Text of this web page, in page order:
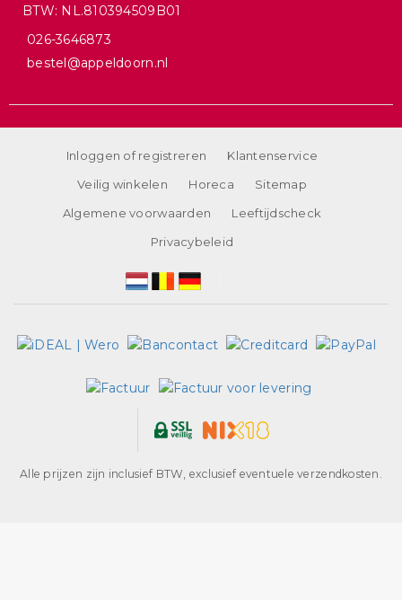
BTW: NL.810394509B01
026-3646873
bestel@appeldoorn.nl
Inloggen of registreren
Klantenservice
Veilig winkelen
Horeca
Sitemap
Algemene voorwaarden
Leeftijdscheck
Privacybeleid
Alle prijzen zijn inclusief BTW, exclusief eventuele verzendkosten.